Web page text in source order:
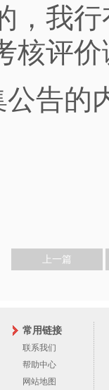
，我
核评
公告的
上一篇
常用链接
联系我们
帮助中心
网站地图